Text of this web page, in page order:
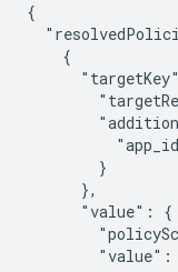
{
    {
        }
      },
      "value": {
"value":